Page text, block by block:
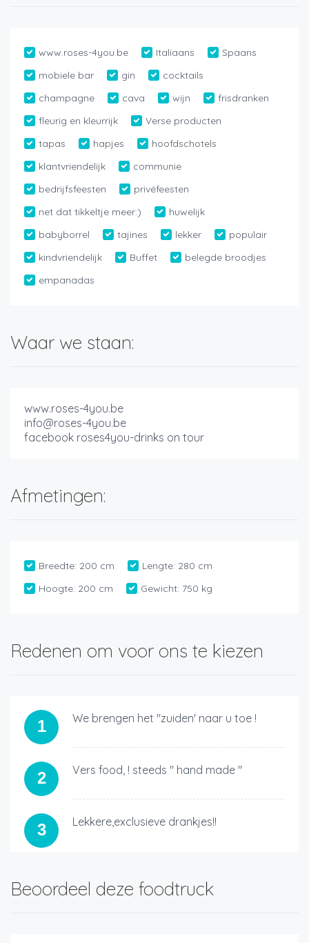
www.roses-4you.be Italiaans
Spaans
mobiele bar
gin
cocktails
champagne
cava wijn
frisdranken
fleurig en kleurrijk
Verse producten
tapas
hapjes
hoofdschotels
klantvriendelijk
communie
bedrijfsfeesten
privéfeesten
net dat tikkeltje meer:)
huwelijk
babyborrel
tajines lekker
populair
kindvriendelijk
Buffet
belegde broodjes
empanadas
Waar we staan:
www.roses-4you.be
info@roses-4you.be
facebook roses4you-drinks on tour
Afmetingen:
Breedte: 200 cm Lengte: 280 cm
Hoogte: 200 cm Gewicht: 750 kg
Redenen om voor ons te kiezen
1 We brengen het "zuiden' naar u toe !
2 Vers food, ! steeds " hand made "
3 Lekkere,exclusieve drankjes!!
Beoordeel deze foodtruck